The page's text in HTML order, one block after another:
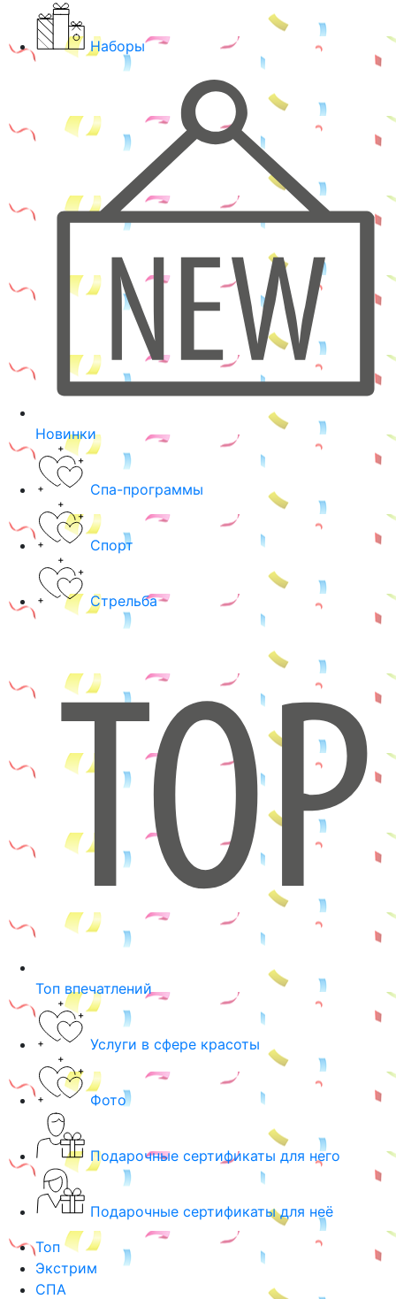
Наборы
Новинки
Спа-программы
Спорт
Стрельба
Топ впечатлений
Услуги в сфере красоты
Фото
Подарочные сертификаты для него
Подарочные сертификаты для неё
Топ
Экстрим
СПА